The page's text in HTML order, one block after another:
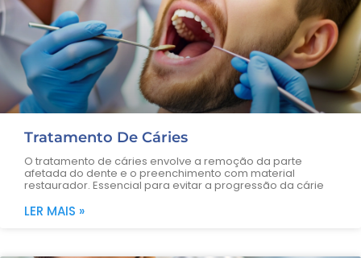
Tratamento De Cáries
O tratamento de cáries envolve a remoção da parte
afetada do dente e o preenchimento com material
restaurador. Essencial para evitar a progressão da cárie
LER MAIS »